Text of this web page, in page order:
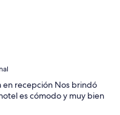
en recepción Nos brindó
es cómodo y muy bien